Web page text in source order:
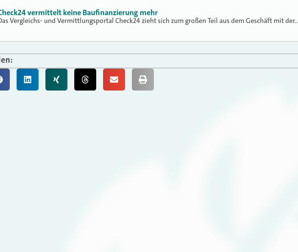
vermittelt keine Baufinanzierung mehr
Vergleichs- und Vermittlungsportal Check24 zieht sich zum großen Teil aus dem Geschäft mit